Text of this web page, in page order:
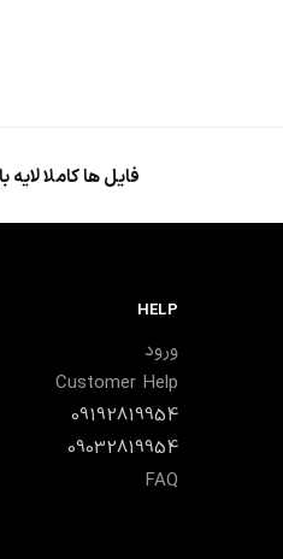
فایل ها کاملا لایه
HELP
ورود
Customer Help
09192819954
09032819954
FAQ